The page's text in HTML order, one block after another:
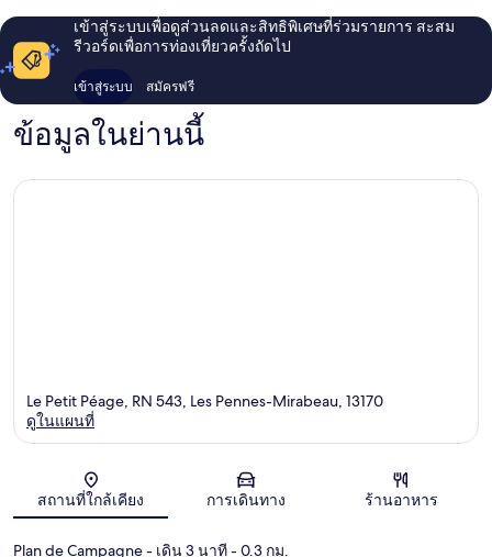
เข้าสู่ระบบเพื่อดูส่วนลดและสิทธิพิเศษที่ร่วมรายการ สะสม
รีวอร์ดเพื่อการท่องเที่ยวครั้งถัดไป
เข้าสู่ระบบ สมัครฟรี
ข้อมูลในย่านนี้
แผนที่
Le Petit Péage, RN 543, Les Pennes-Mirabeau, 13170
ดูในแผนที่
สถานที่ใกล้เคียง การเดินทาง ร้านอาหาร
Plan de Campagne- เดิน 3 นาที- 0.3 กม.